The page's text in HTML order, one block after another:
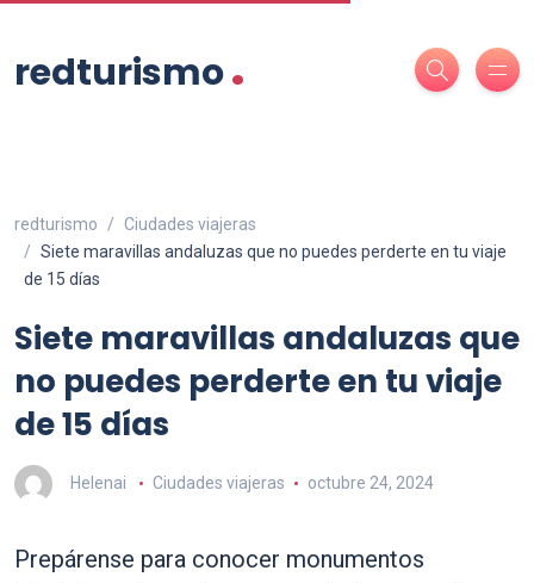
redturismo.
redturismo
Ciudades viajeras
Siete maravillas andaluzas que no puedes perderte en tu viaje
de 15 días
Siete maravillas andaluzas que
no puedes perderte en tu viaje
de 15 días
Helenai Ciudades viajeras octubre 24, 2024
Prepárense para conocer monumentos